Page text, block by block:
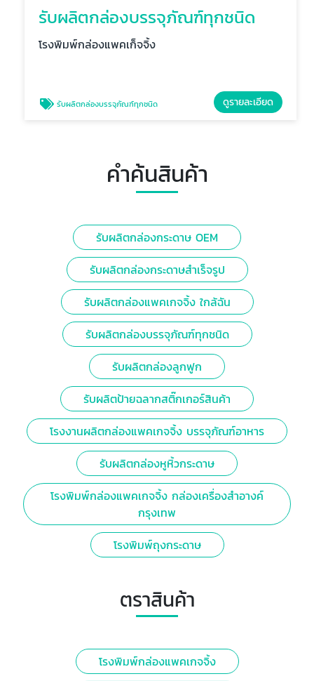
รับผลิตกล่องบรรจุภัณฑ์ทุกชนิด
โรงพิมพ์กล่องแพคเก็จจิ้ง
รับผลิตกล่องบรรจุภัณฑ์ทุกชนิด ดูรายละเอียด
คำค้นสินค้า
รับผลิตกล่องกระดาษ OEM
รับผลิตกล่องกระดาษสำเร็จรูป
รับผลิตกล่องแพคเกจจิ้ง ใกล้ฉัน
รับผลิตกล่องบรรจุภัณฑ์ทุกชนิด
รับผลิตกล่องลูกฟูก
รับผลิตป้ายฉลากสติ๊กเกอร์สินค้า
โรงงานผลิตกล่องแพคเกจจิ้ง บรรจุภัณฑ์อาหาร
รับผลิตกล่องหูหิ้วกระดาษ
โรงพิมพ์กล่องแพคเกจจิ้ง กล่องเครื่องสำอางค์
กรุงเทพ
โรงพิมพ์ถุงกระดาษ
ตราสินค้า
โรงพิมพ์กล่องแพคเกจจิ้ง